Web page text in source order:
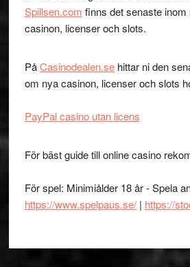
Spillsen.com finns det senaste inom
casinon, licenser och slots.
PåCasinodealen.sehittar ni den
om nya casinon, licenser och slots
PayPal casino utan licens
För bäst guide till online casino
För spel: Minimiålder 18 år - Spela
https://www.spelpaus.se/| https://